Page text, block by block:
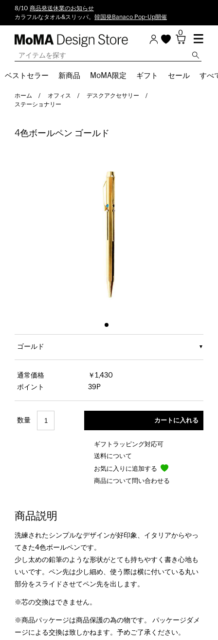
8/10 商品発送休業のお知らせ
カラフルなタオル&スリッパ。 韓国発Banaco Pop-Up開催
0
ベストセラー 新商品 MoMA限定 ギフト セール すべ
ホーム オフィス
デスクアクセサリー
ステーショナリー
4色ボールペン ゴールド
ゴールド
通常価格
￥1,430
ポイント
39P
数量
ギフトラッピング対応可
送料について
お気に入りに追加する
商品について問い合わせる
商品説明
洗練されたシンプルなデザインが好印象、イタリアからやっ
てきた4色ボールペンです。
少し太めの鉛筆のような形状がとても持ちやすく書き心地も
いいです。ペン先は少し細め、使う際は横に付いている丸い
部分をスライドさせてペン先を出します。
※芯の交換はできません。
※商品パッケージは商品保護の為の物です。 パッケージダメ
ージによる交換は致しかねます。予めご了承ください。